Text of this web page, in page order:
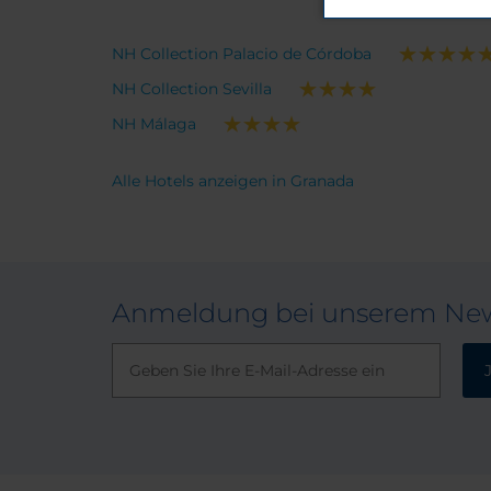
NH Collection Palacio de Córdoba
NH Collection Sevilla
NH Málaga
Alle Hotels anzeigen in Granada
Anmeldung bei unserem